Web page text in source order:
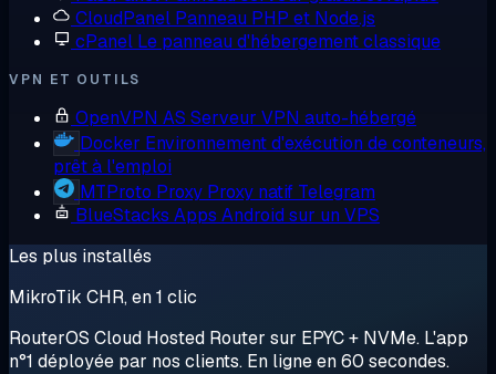
CloudPanel Panneau PHP et Node.js
cPanel Le panneau d'hébergement classique
VPN ET OUTILS
OpenVPN AS Serveur VPN auto-hébergé
Docker Environnement d'exécution de conteneurs,
prêt à l'emploi
MTProto Proxy Proxy natif Telegram
BlueStacks Apps Android sur un VPS
Les plus installés
MikroTik CHR, en 1 clic
RouterOS Cloud Hosted Router sur EPYC + NVMe. L'app
n°1 déployée par nos clients. En ligne en 60 secondes.